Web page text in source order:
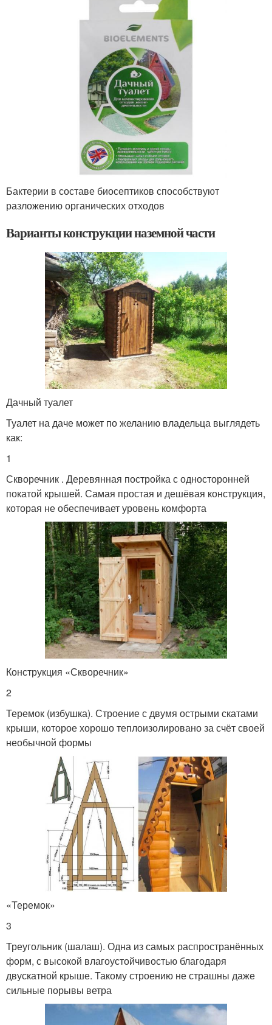
Бактерии в составе биосептиков способствуют
разложению органических отходов
Варианты конструкции наземной части
Дачный туалет
Туалет на даче может по желанию владельца выглядеть
как:
1
Скворечник . Деревянная постройка с односторонней
покатой крышей. Самая простая и дешёвая конструкция,
которая не обеспечивает уровень комфорта
Конструкция «Скворечник»
2
Теремок (избушка). Строение с двумя острыми скатами
крыши, которое хорошо теплоизолировано за счёт своей
необычной формы
«Теремок»
3
Треугольник (шалаш). Одна из самых распространённых
форм, с высокой влагоустойчивостью благодаря
двускатной крыше. Такому строению не страшны даже
сильные порывы ветра